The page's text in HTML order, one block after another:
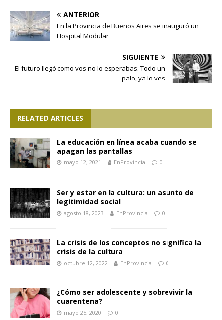
ANTERIOR
En la Provincia de Buenos Aires se inauguró un
Hospital Modular
SIGUIENTE
El futuro llegó como vos no lo esperabas. Todo un
palo, ya lo ves
RELATED ARTICLES
La educación en línea acaba cuando se
apagan las pantallas
mayo 12, 2021 EnProvincia 0
Ser y estar en la cultura: un asunto de
legitimidad social
agosto 18, 2023 EnProvincia 0
La crisis de los conceptos no significa la
crisis de la cultura
octubre 12, 2022 EnProvincia 0
¿Cómo ser adolescente y sobrevivir la
cuarentena?
mayo 25, 2020 0